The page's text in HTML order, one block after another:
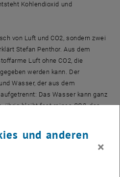
Kohlendioxid und
von Luft und CO2, sondern zwei
Stefan Penthor. Aus dem
Luft ohne CO2, die
werden kann. Der
Wasser, der aus dem
Das Wasser kann ganz
übrig bleibt fast reines CO2, das
Erdgas-Lagerstätten geprüft wird.
und anderen
×